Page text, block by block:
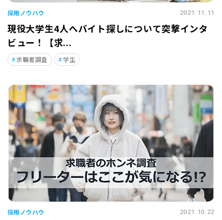
採用ノウハウ 2021.11.11
現役大学生4人へバイト探しについて突撃インタ
ビュー！【求...
求職者調査 学生
採用ノウハウ 2021.10.22